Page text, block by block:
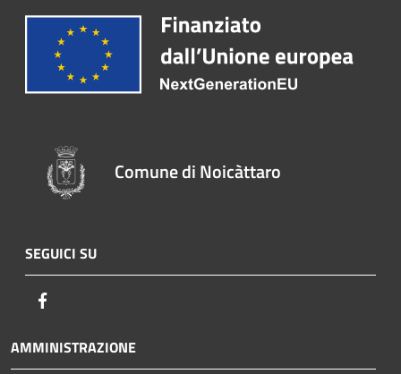
Comune di Noicàttaro
SEGUICI SU
AMMINISTRAZIONE